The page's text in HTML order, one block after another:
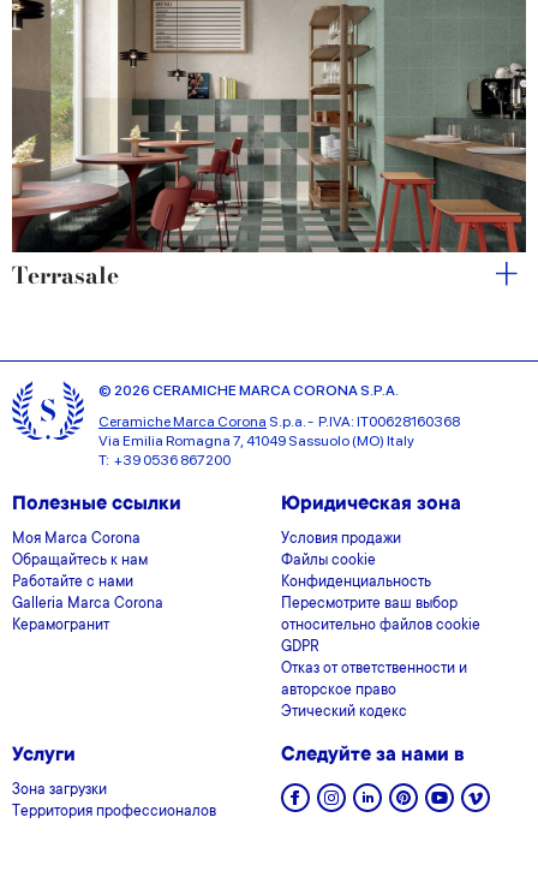
Terrasale
© 2026 CERAMICHE MARCA CORONA S.P.A.
Ceramiche Marca Corona S.p.a. - P.IVA: IT00628160368
Via Emilia Romagna 7, 41049 Sassuolo (MO) Italy
T: +39 0536 867200
Полезные ссылки
Моя Marca Corona
Обращайтесь к нам
Работайте с нами
Galleria Marca Corona
Керамогранит
Юридическая зона
Условия продажи
Файлы cookie
Конфиденциальность
Пересмотрите ваш выбор
относительно файлов cookie
GDPR
Отказ от ответственности и
авторское право
Этический кодекс
Услуги
Зона загрузки
Территория профессионалов
Следуйте за нами в